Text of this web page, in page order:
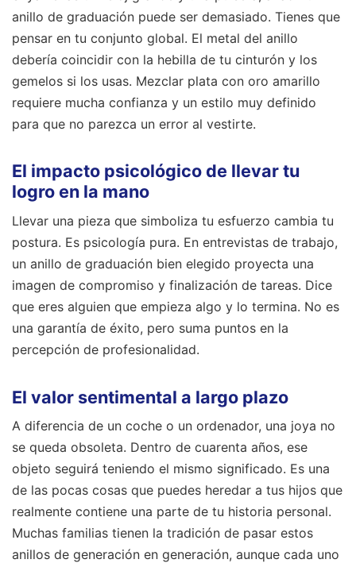
anillo de graduación puede ser demasiado. Tienes que
pensar en tu conjunto global. El metal del anillo
debería coincidir con la hebilla de tu cinturón y los
gemelos si los usas. Mezclar plata con oro amarillo
requiere mucha confianza y un estilo muy definido
para que no parezca un error al vestirte.
El impacto psicológico de llevar tu
logro en la mano
Llevar una pieza que simboliza tu esfuerzo cambia tu
postura. Es psicología pura. En entrevistas de trabajo,
un anillo de graduación bien elegido proyecta una
imagen de compromiso y finalización de tareas. Dice
que eres alguien que empieza algo y lo termina. No es
una garantía de éxito, pero suma puntos en la
percepción de profesionalidad.
El valor sentimental a largo plazo
A diferencia de un coche o un ordenador, una joya no
se queda obsoleta. Dentro de cuarenta años, ese
objeto seguirá teniendo el mismo significado. Es una
de las pocas cosas que puedes heredar a tus hijos que
realmente contiene una parte de tu historia personal.
Muchas familias tienen la tradición de pasar estos
anillos de generación en generación, aunque cada uno